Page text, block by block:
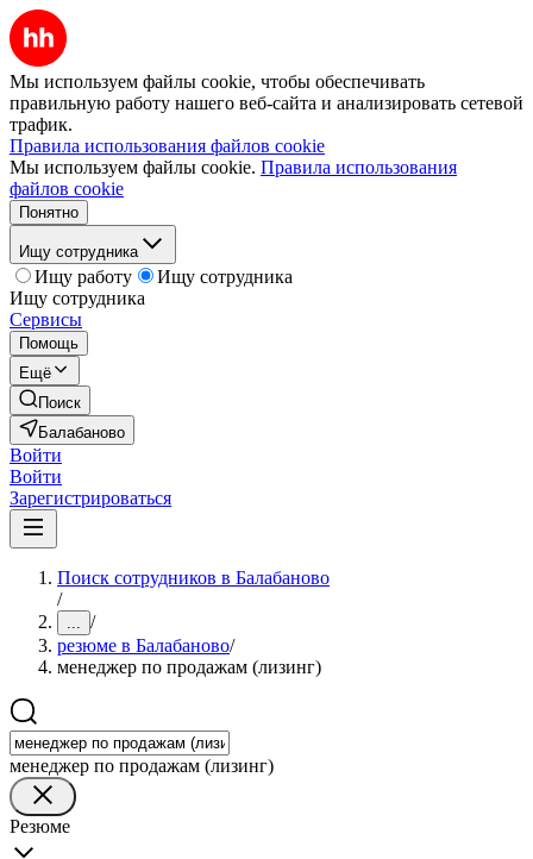
Мы используем файлы cookie, чтобы обеспечивать
правильную работу нашего веб-сайта и анализировать сетевой
трафик.
Правила использования файлов cookie
Мы используем файлы cookie. Правила использования
файлов cookie
Понятно
Ищу сотрудника
Ищу работу
Ищу сотрудника
Ищу сотрудника
Сервисы
Помощь
Ещё
Поиск
Балабаново
Войти
Войти
Зарегистрироваться
Поиск сотрудников в Балабаново
/
... /
резюме в Балабаново/
менеджер по продажам (лизинг)
менеджер по продажам (лизинг)
Резюме